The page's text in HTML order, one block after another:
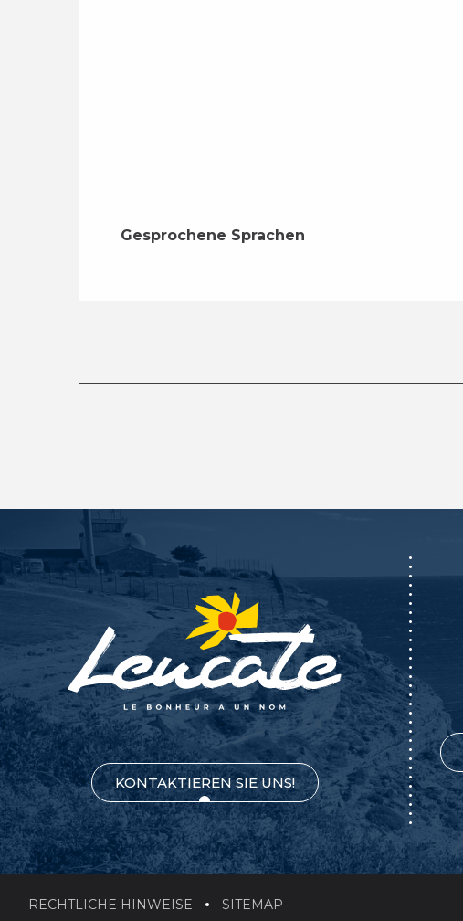
Gesprochene Sprachen
Gesprochene Sprachen
KONTAKTIEREN SIE UNS!
RECHTLICHE HINWEISE SITEMAP